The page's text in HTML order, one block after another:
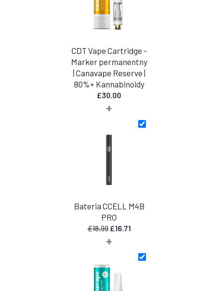
CDT Vape Cartridge -
Marker permanentny
| Canavape Reserve |
80%+ Kannabinoidy
£30.00
+
Bateria CCELL M4B
PRO
£18.99 Pierwotna
cena
£16.71Aktualna
£16.71.
+